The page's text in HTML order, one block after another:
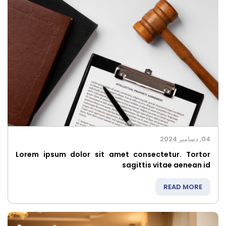
04, دسامبر 2024
Lorem ipsum dolor sit amet consectetur. Tortor
sagittis vitae aenean id
READ MORE